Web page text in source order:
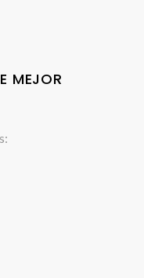
MEJOR